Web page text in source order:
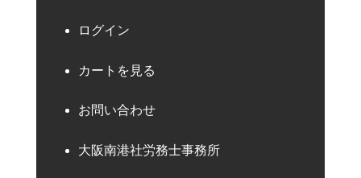
ログイン
カートを見る
お問い合わせ
大阪南港社労務士事務所